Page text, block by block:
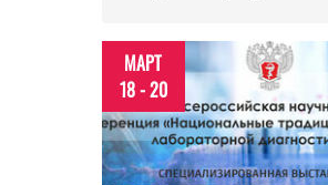
МАРТ
18 - 20